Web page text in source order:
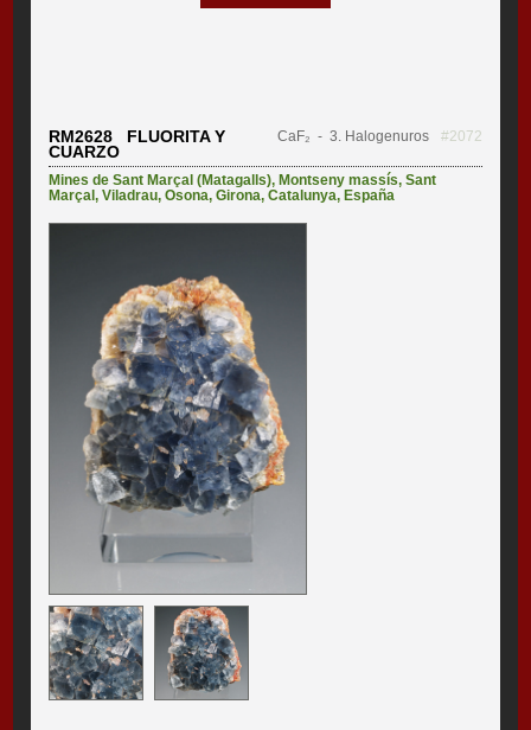
RM2628 FLUORITA Y
CUARZO
CaF₂ - 3. Halogenuros #2072
Mines de Sant Marçal (Matagalls), Montseny massís,Sant
Marçal,Viladrau,Osona,Girona,Catalunya, España